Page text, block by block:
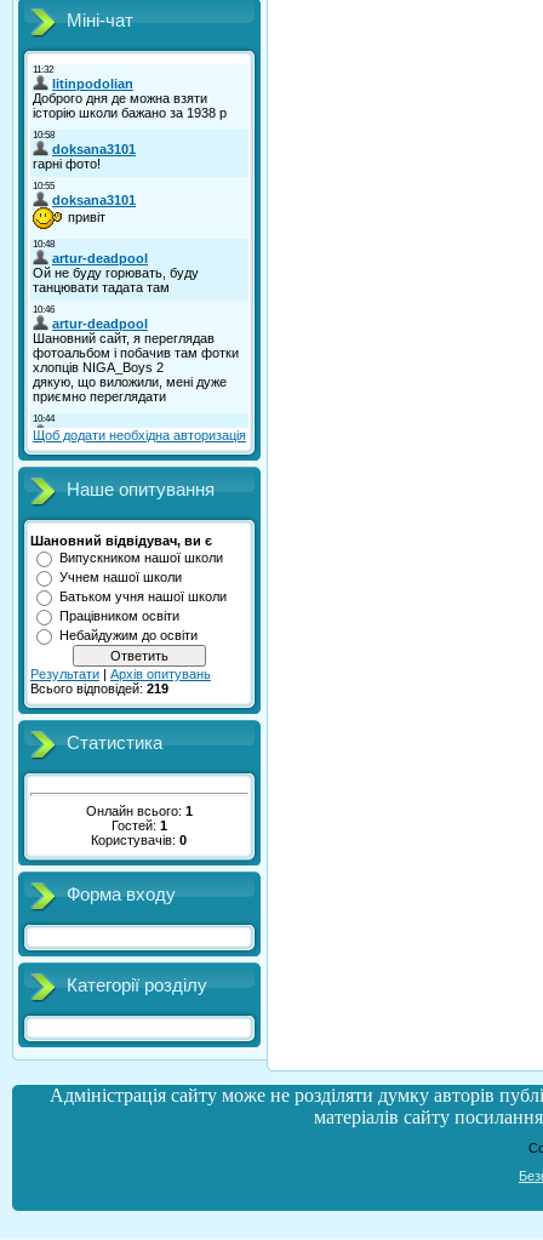
Міні-чат
Щоб додати необхідна авторизація
Наше опитування
Шановний відвідувач, ви є
Випускником нашої школи
Учнем нашої школи
Батьком учня нашої школи
Працівником освіти
Небайдужим до освіти
Результати | Архів опитувань
Всього відповідей: 219
Статистика
Онлайн всього: 1
Гостей: 1
Користувачів:0
Форма входу
Категорії розділу
Адміністрація сайту може не розділяти думку авторів
матеріалів сайту